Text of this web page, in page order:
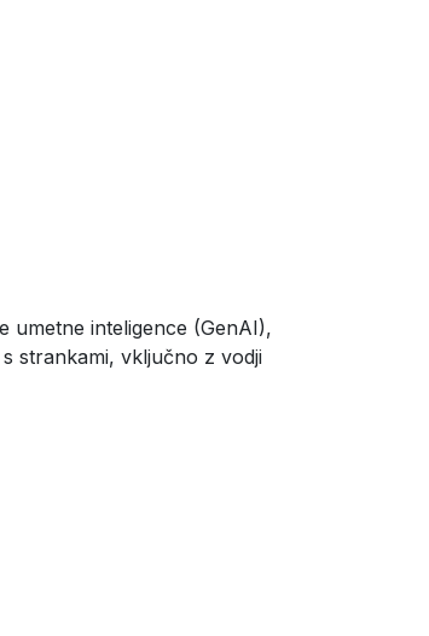
umetne inteligence (GenAI),
strankami, vključno z vodji